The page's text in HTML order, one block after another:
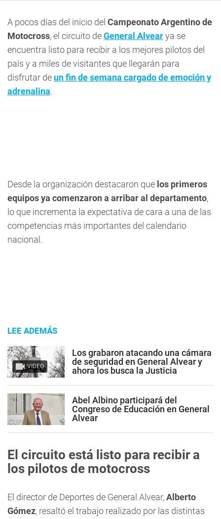
A pocos días del inicio del Campeonato Argentino de
Motocross, el circuito deGeneral Alvearya se
encuentra listo para recibir a los mejores pilotos del
país y a miles de visitantes que llegarán para
disfrutar de un fin de semana cargado de emoción y
adrenalina.
Desde la organización destacaron que los primeros
equipos ya comenzaron a arribar al departamento,
lo que incrementa la expectativa de cara a una de las
competencias más importantes del calendario
nacional.
LEE ADEMÁS
VIDEO
Los grabaron atacando una cámara
de seguridad en General Alvear y
ahora los busca la Justicia
Abel Albino participará del
Congreso de Educación en General
Alvear
El circuito está listo para recibir a
los pilotos de motocross
El director de Deportes de General Alvear,Alberto
Gómez, resaltó el trabajo realizado por las distintas